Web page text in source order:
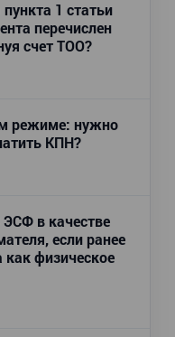
1 статьи
перечислен
счет ТОО?
режиме: нужно
КПН?
ЭСФ в качестве
если ранее
физическое